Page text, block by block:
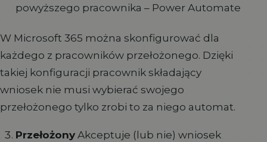
powyższego pracownika – Power Automate
W Microsoft 365 można skonfigurować dla
każdego z pracowników przełożonego. Dzięki
takiej konfiguracji pracownik składający
wniosek nie musi wybierać swojego
przełożonego tylko zrobi to za niego automat.
PrzełożonyAkceptuje (lub nie) wniosek